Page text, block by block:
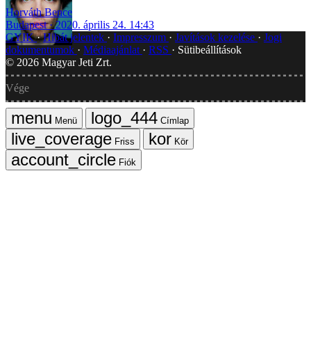
Horváth Bence
Budapest
2020. április 24. 14:43
GYIK Hibát jelentek Impresszum Javítások kezelése
Jogi
dokumentumok
Médiaajánlat RSS
Sütibeállítások
© 2026 Magyar Jeti Zrt.
Vége
Menü
Címlap
Friss
Kör
Fiók